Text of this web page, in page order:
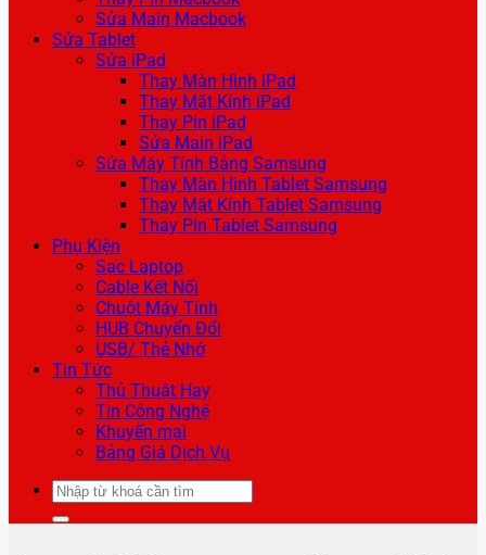
Sửa Main Macbook
Sửa Tablet
Sửa iPad
Thay Màn Hình iPad
Thay Mặt Kính iPad
Thay Pin iPad
Sửa Main iPad
Sửa Máy Tính Bảng Samsung
Thay Màn Hình Tablet Samsung
Thay Mặt Kính Tablet Samsung
Thay Pin Tablet Samsung
Phụ Kiện
Sạc Laptop
Cable Kết Nối
Chuột Máy Tính
HUB Chuyển Đổi
USB/ Thẻ Nhớ
Tin Tức
Thủ Thuật Hay
Tin Công Nghệ
Khuyến mại
Bảng Giá Dịch Vụ
Tìm
kiếm: